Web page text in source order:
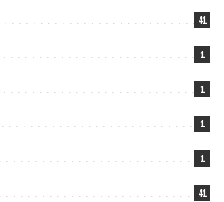
41
1
1
1
1
41